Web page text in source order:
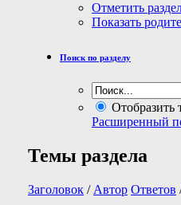
Отметить
Показать
Поиск по разделу
Отобразить
Расширенный
Темы раздела
Заголовок / Автор Ответов